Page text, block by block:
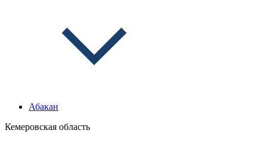
Абакан
Кемеровская область